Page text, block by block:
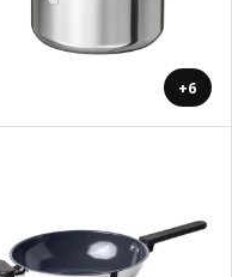
+6